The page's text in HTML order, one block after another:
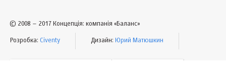
© 2008 – 2017 Концепція: компанія «Баланс»
Розробка: Civenty Дизайн: Юрий Матюшкин